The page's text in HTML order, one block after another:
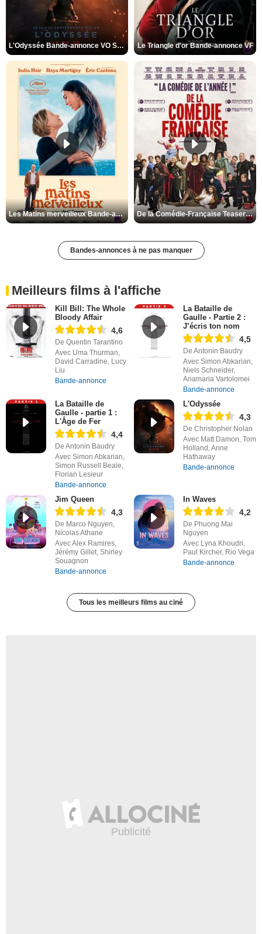
L'Odyssée Bande-annonce VO STFR Le Triangle d'or Bande-annonce VF
Les Matins merveilleux Bande-annonce VF De la Comédie-Française Teaser VF
Bandes-annonces à ne pas manquer
Meilleurs films à l'affiche
Kill Bill: The Whole
Bloody Affair
4,6
De Quentin Tarantino
Avec Uma Thurman,
David Carradine, Lucy
Liu
Bande-annonce
La Bataille de
Gaulle - Partie 2 :
J’écris ton nom
4,5
De Antonin Baudry
Avec Simon Abkarian,
Niels Schneider,
Anamaria Vartolomei
Bande-annonce
La Bataille de
Gaulle - partie 1 :
L'Âge de Fer
4,4
De Antonin Baudry
Avec Simon Abkarian,
Simon Russell Beale,
Florian Lesieur
Bande-annonce
L'Odyssée
4,3
De Christopher Nolan
Avec Matt Damon, Tom
Holland, Anne
Hathaway
Bande-annonce
Jim Queen
4,3
De Marco Nguyen,
Nicolas Athane
Avec Alex Ramires,
Jérémy Gillet, Shirley
Souagnon
Bande-annonce
In Waves
4,2
De Phuong Mai
Nguyen
Avec Lyna Khoudri,
Paul Kircher, Rio Vega
Bande-annonce
Tous les meilleurs films au ciné